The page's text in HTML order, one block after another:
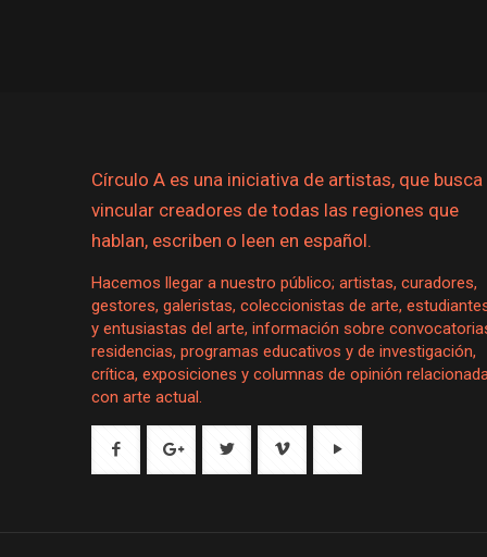
Círculo A es una iniciativa de artistas, que busca
vincular creadores de todas las regiones que
hablan, escriben o leen en español.
Hacemos llegar a nuestro público; artistas, curadores,
gestores, galeristas, coleccionistas de arte,
y entusiastas del arte, información sobre
residencias, programas educativos y de investigación,
crítica, exposiciones y columnas de opinión
con arte actual.